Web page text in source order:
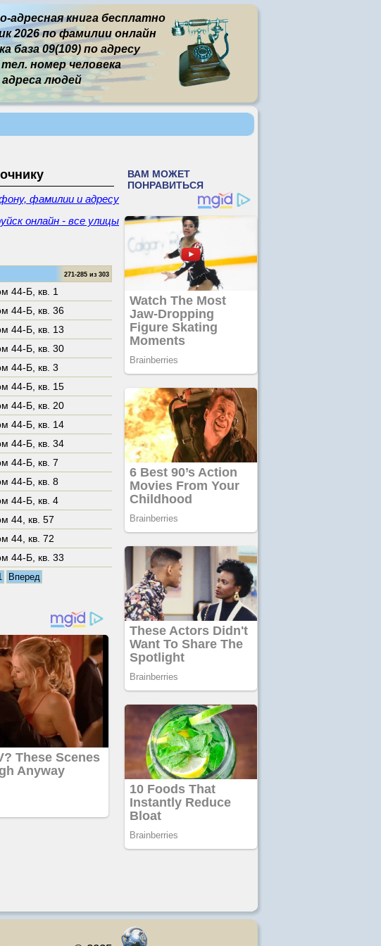
адресная книга бесплатно
2026 по фамилии онлайн
база 09(109) по адресу
номер человека
людей
фамилии и адресу
онлайн - все улицы
271-285 из 303
44-Б кв. 1
44-Б кв. 36
44-Б кв. 13
44-Б кв. 30
44-Б кв. 3
44-Б кв. 15
44-Б кв. 20
44-Б кв. 14
44-Б кв. 34
44-Б кв. 7
44-Б кв. 8
44-Б кв. 4
44 кв. 57
44 кв. 72
44-Б кв. 33
Вперед